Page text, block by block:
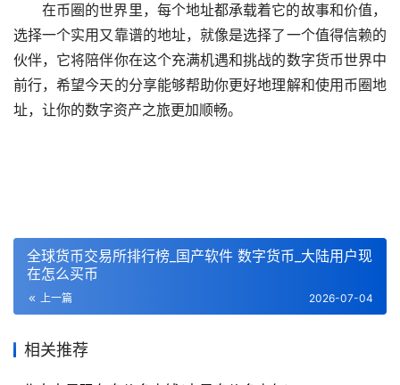
在币圈的世界里，每个地址都承载着它的故事和价值，
选择一个实用又靠谱的地址，就像是选择了一个值得信赖的
伙伴，它将陪伴你在这个充满机遇和挑战的数字货币世界中
前行，希望今天的分享能够帮助你更好地理解和使用币圈地
址，让你的数字资产之旅更加顺畅。
全球货币交易所排行榜_国产软件 数字货币_大陆用户现
在怎么买币
上一篇 2026-07-04
相关推荐